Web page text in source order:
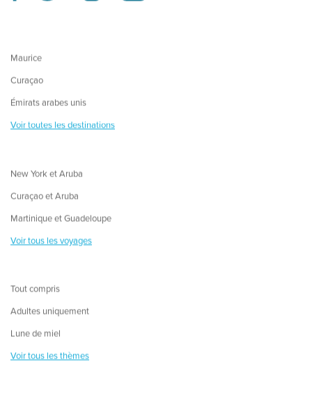
Maurice
Curaçao
Émirats arabes unis
Voir toutes les destinations
New York et Aruba
Curaçao et Aruba
Martinique et Guadeloupe
Voir tous les voyages
Tout compris
Adultes uniquement
Lune de miel
Voir tous les thèmes